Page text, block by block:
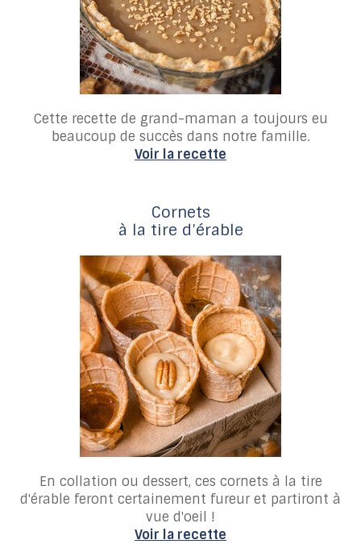
Cette recette de grand-maman a toujours eu
beaucoup de succès dans notre famille.
Voir la recette
Cornets
à la tire d’érable
En collation ou dessert, ces cornets à la tire
d'érable feront certainement fureur et partiront à
vue d'oeil !
Voir la recette